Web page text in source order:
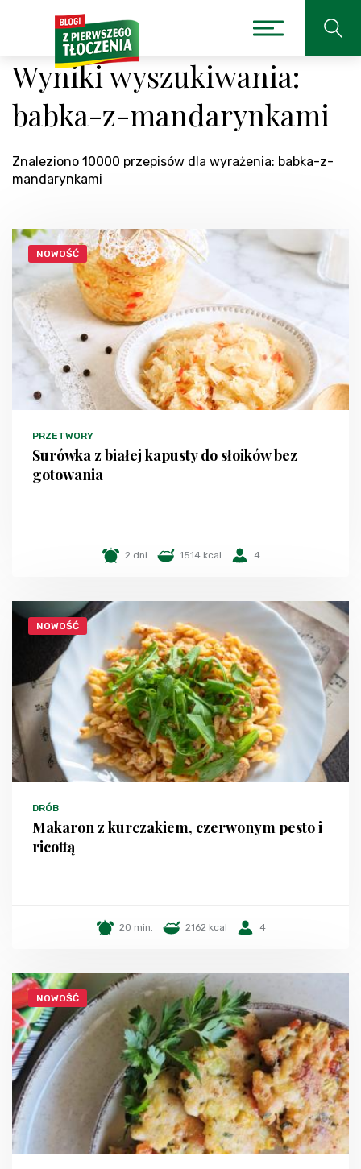
Wyniki wyszukiwania:
babka-z-mandarynkami
Znaleziono 10000 przepisów dla wyrażenia: babka-z-
mandarynkami
NOWOŚĆ
PRZETWORY
Surówka z białej kapusty do słoików bez
gotowania
2 dni 1514 kcal 4
NOWOŚĆ
DRÓB
Makaron z kurczakiem, czerwonym pesto i
ricottą
20 min. 2162 kcal 4
NOWOŚĆ